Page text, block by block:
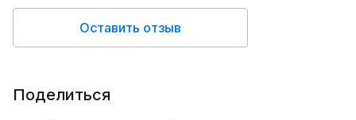
Оставить отзыв
Поделиться